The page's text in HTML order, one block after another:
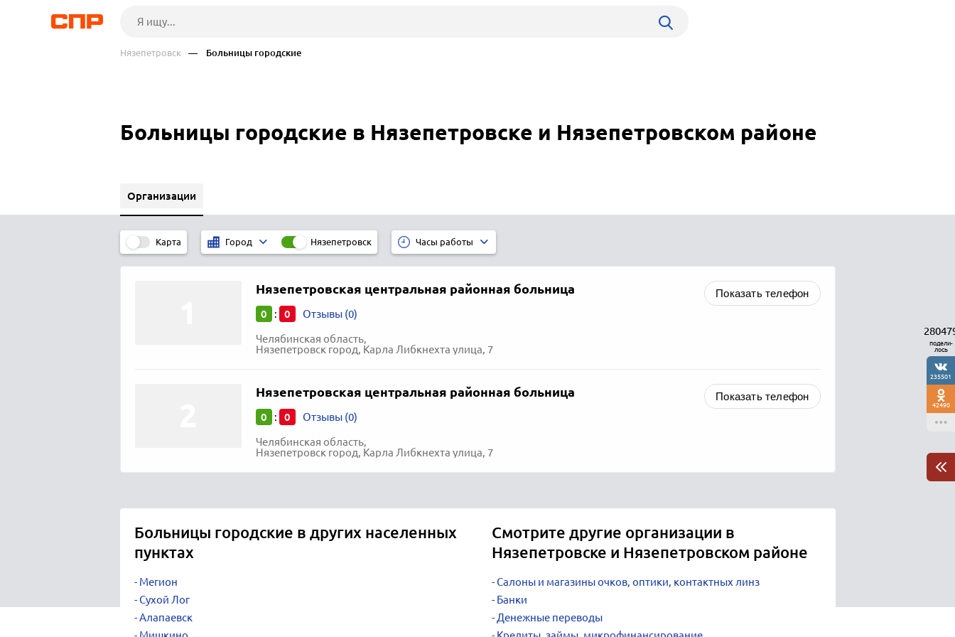
Нязепетровск — Больницы городские
Больницы городские в Нязепетровске и Нязепетровском районе
Организации
Карта Город Нязепетровск Часы работы
Нязепетровская центральная районная больница
0 : 0 Отзывы (0)
Челябинская область,
Нязепетровск город, Карла Либкнехта улица, 7
Показать телефон
Нязепетровская центральная районная больница
0 : 0 Отзывы (0)
Челябинская область,
Нязепетровск город, Карла Либкнехта улица, 7
Показать телефон
Больницы городские в других населенных
пунктах
Мегион
Сухой Лог
Алапаевск
Смотрите другие организации в
Нязепетровске и Нязепетровском районе
Салоны и магазины очков, оптики, контактных линз
Банки
Денежные переводы
подели-
лось
235501
42490